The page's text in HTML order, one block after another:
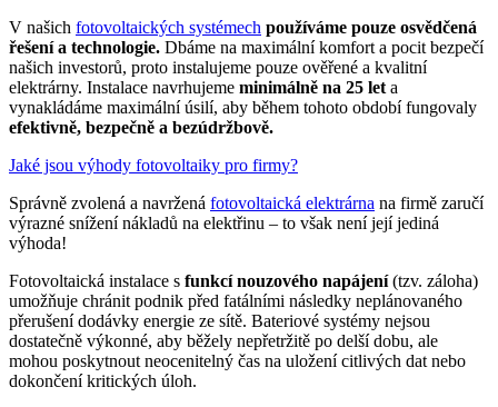
V našich fotovoltaických systémech používáme pouze osvědčená
řešení a technologie. Dbáme na maximální komfort a pocit bezpečí
našich investorů, proto instalujeme pouze ověřené a kvalitní
elektrárny. Instalace navrhujeme minimálně na 25 let a
vynakládáme maximální úsilí, aby během tohoto období fungovaly
efektivně, bezpečně a bezúdržbově.
Jaké jsou výhody fotovoltaiky pro firmy?
Správně zvolená a navržená fotovoltaická elektrárna na firmě zaručí
výrazné snížení nákladů na elektřinu – to však není její jediná
výhoda!
Fotovoltaická instalace s funkcí nouzového napájení(tzv. záloha)
umožňuje chránit podnik před fatálními následky neplánovaného
přerušení dodávky energie ze sítě. Bateriové systémy nejsou
dostatečně výkonné, aby běžely nepřetržitě po delší dobu, ale
mohou poskytnout neocenitelný čas na uložení citlivých dat nebo
dokončení kritických úloh.